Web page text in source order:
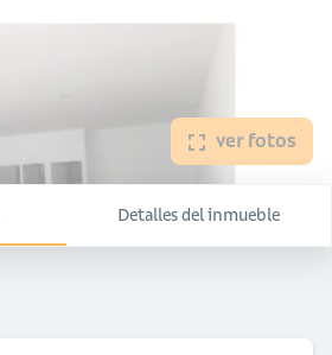
ver fotos
Detalles del inmueble